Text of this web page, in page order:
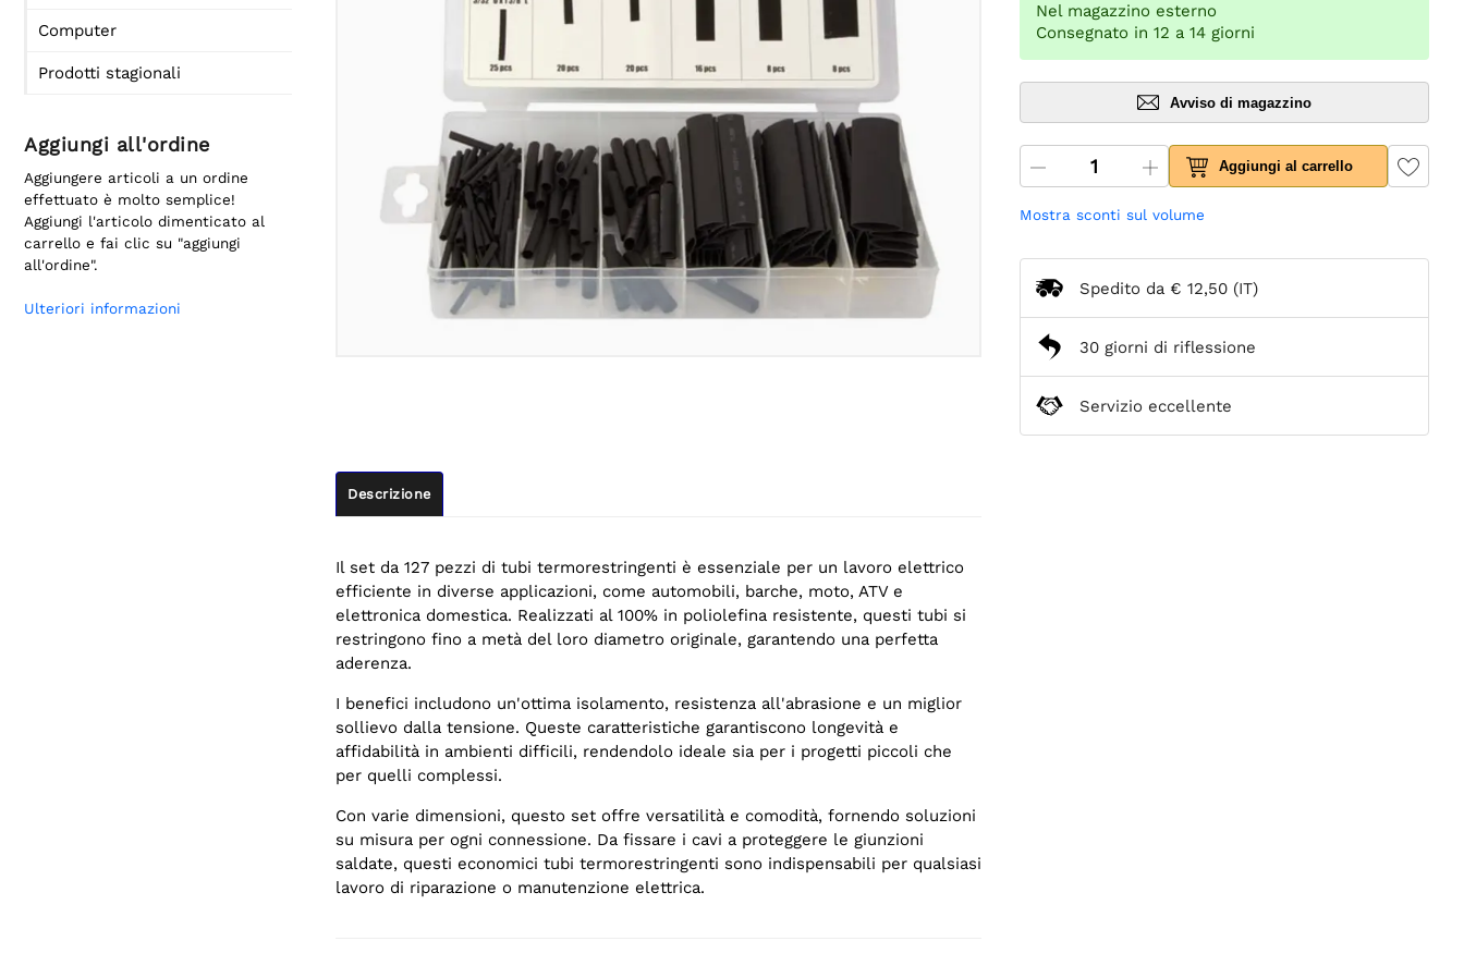
Computer
Prodotti stagionali
Aggiungi all'ordine
Aggiungere articoli a un ordine
effettuato è molto semplice!
Aggiungi l'articolo dimenticato al
carrello e fai clic su "aggiungi
all'ordine".
Ulteriori informazioni
Descrizione
Il set da 127 pezzi di tubi termorestringenti è essenziale per un lavoro elettrico
efficiente in diverse applicazioni, come automobili, barche, moto, ATV e
elettronica domestica. Realizzati al 100% in poliolefina resistente, questi tubi si
restringono fino a metà del loro diametro originale, garantendo una perfetta
aderenza.
I benefici includono un'ottima isolamento, resistenza all'abrasione e un miglior
sollievo dalla tensione. Queste caratteristiche garantiscono longevità e
affidabilità in ambienti difficili, rendendolo ideale sia per i progetti piccoli che
per quelli complessi.
Con varie dimensioni, questo set offre versatilità e comodità, fornendo soluzioni
su misura per ogni connessione. Da fissare i cavi a proteggere le giunzioni
saldate, questi economici tubi termorestringenti sono indispensabili per qualsiasi
lavoro di riparazione o manutenzione elettrica.
Nel magazzino esterno
Consegnato in 12 a 14 giorni
Avviso di magazzino
Aggiungi al carrello
Mostra sconti sul volume
Spedito da € 12,50 (IT)
30 giorni di riflessione
Servizio eccellente